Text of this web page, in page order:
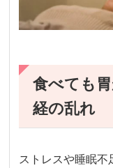
食べても
経の乱れ
ストレスや睡眠不